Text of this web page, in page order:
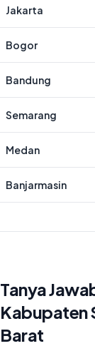
Jakarta
Bogor
Bandung
Semarang
Medan
Banjarmasin
Tanya
Kabupaten
Barat